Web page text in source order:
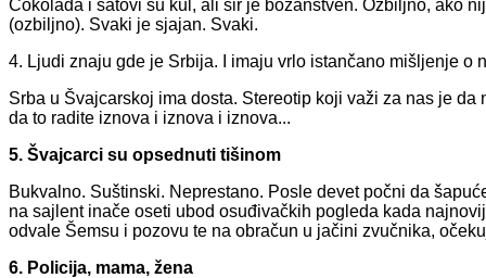
Čokolada i satovi su kul, ali sir je božanstven. Ozbiljno, ako
(ozbiljno). Svaki je sjajan. Svaki.
4. Ljudi znaju gde je Srbija. I imaju vrlo istančano mišljenje o
Srba u Švajcarskoj ima dosta. Stereotip koji važi za nas je
da to radite iznova i iznova i iznova...
5. Švajcarci su opsednuti tišinom
Bukvalno. Suštinski. Neprestano. Posle devet počni da
na sajlent inače oseti ubod osuđivačkih pogleda kada
odvale Šemsu i pozovu te na obračun u jačini zvučnika,
6. Policija, mama, žena